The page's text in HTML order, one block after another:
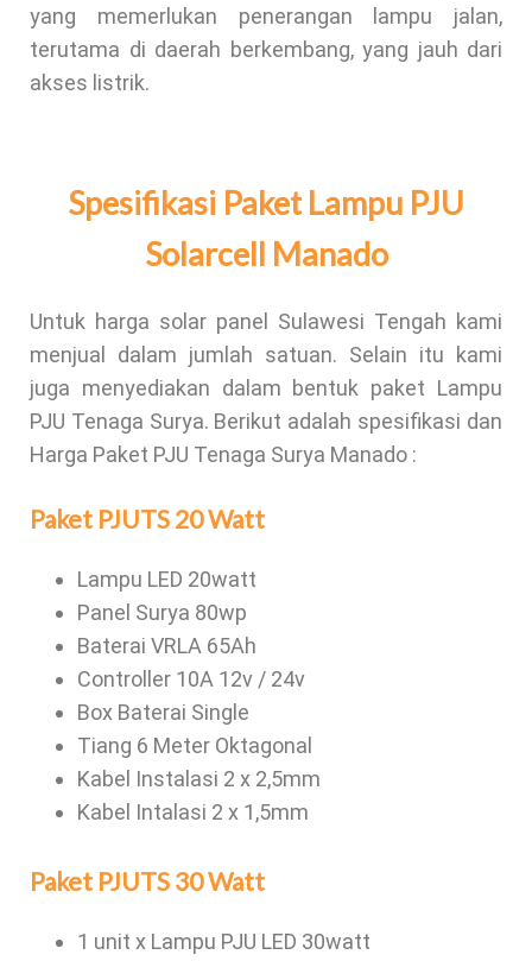
yang memerlukan penerangan lampu jalan,
terutama di daerah berkembang, yang jauh dari
akses listrik.
Spesifikasi Paket Lampu PJU
Solarcell Manado
Untuk harga solar panel Sulawesi Tengah kami
menjual dalam jumlah satuan. Selain itu kami
juga menyediakan dalam bentuk paket Lampu
PJU Tenaga Surya. Berikut adalah spesifikasi dan
Harga Paket PJU Tenaga Surya Manado :
Paket PJUTS 20 Watt
Lampu LED 20watt
Panel Surya 80wp
Baterai VRLA 65Ah
Controller 10A 12v / 24v
Box Baterai Single
Tiang 6 Meter Oktagonal
Kabel Instalasi 2 x 2,5mm
Kabel Intalasi 2 x 1,5mm
Paket PJUTS 30 Watt
1 unit x Lampu PJU LED 30watt